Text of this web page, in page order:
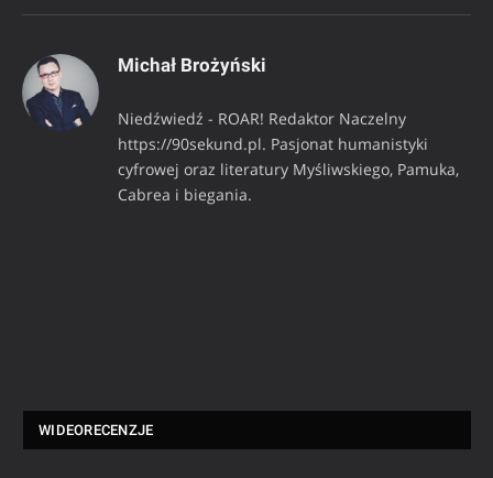
Michał Brożyński
Niedźwiedź - ROAR! Redaktor Naczelny
https://90sekund.pl. Pasjonat humanistyki
cyfrowej oraz literatury Myśliwskiego, Pamuka,
Cabrea i biegania.
WIDEORECENZJE